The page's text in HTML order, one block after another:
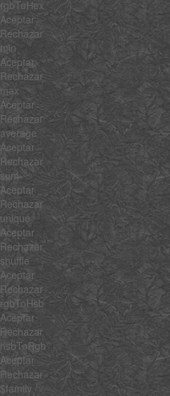
rgbToHex
Aceptar
Rechazar
min
Aceptar
Rechazar
max
Aceptar
Rechazar
average
Aceptar
Rechazar
sum
Aceptar
Rechazar
unique
Aceptar
Rechazar
shuffle
Aceptar
Rechazar
rgbToHsb
Aceptar
Rechazar
hsbToRgb
Aceptar
Rechazar
$family